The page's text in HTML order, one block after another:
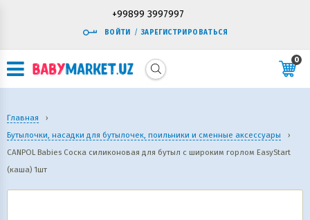
+99899 3997997
ВОЙТИ / ЗАРЕГИСТРИРОВАТЬСЯ
0
Главная
›
Бутылочки, насадки для бутылочек, поильники и сменные аксессуары
›
CANPOL Babies Соска силиконовая для бутыл с широким горлом EasyStart
(каша) 1шт